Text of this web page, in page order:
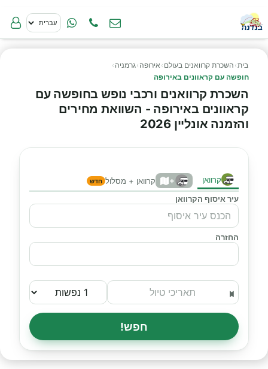
בית› השכרת קרוואנים בעולם › אירופה ›גרמניה ›
חופשה עם קראוונים באירופה
השכרת קרוואנים ורכבי נופש בחופשה עם
קראוונים באירופה - השוואת מחירים
והזמנה אונליין 2026
קרוואן + קרוואן + מסלול חדש
עיר איסוף הקרוואן
החזרה
חפש!